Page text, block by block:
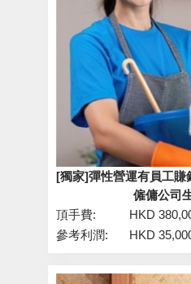
[獨家]彈性營運有員工賺
僱傭公司
頂手費:
HKD
參考利潤:
HKD